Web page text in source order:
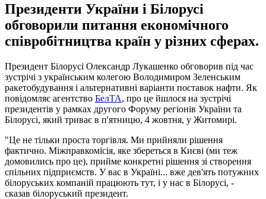
Президенти України і Білорусі
обговорили питання економічного
співробітництва країн у різних сферах.
Президент Білорусі Олександр Лукашенко обговорив під час
зустрічі з українським колегою Володимиром Зеленським
ракетобудування і альтернативні варіанти поставок нафти. Як
повідомляє агентство БелТА, про це йшлося на зустрічі
президентів у рамках другого Форуму регіонів України та
Білорусі, який триває в п'ятницю, 4 жовтня, у Житомирі.
"Це не тільки проста торгівля. Ми прийняли рішення
фактично. Міжправкомісія, яке збереться в Києві (ми теж
домовились про це), прийме конкретні рішення зі створення
спільних підприємств. У вас в Україні... вже дев'ять потужних
білоруських компаній працюють тут, і у нас в Білорусі, -
сказав білоруський президент.